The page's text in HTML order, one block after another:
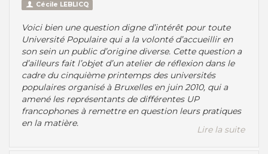
Cécile LEBLICQ
Voici bien une question digne d’intérêt pour toute
Université Populaire qui a la volonté d’accueillir en
son sein un public d’origine diverse. Cette question a
d’ailleurs fait l’objet d’un atelier de réflexion dans le
cadre du cinquième printemps des universités
populaires organisé à Bruxelles en juin 2010, qui a
amené les représentants de différentes UP
francophones à remettre en question leurs pratiques
en la matière.
Lire la suite